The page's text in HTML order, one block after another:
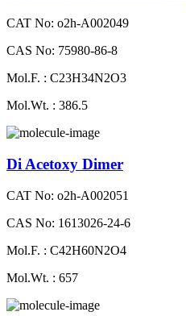
CAT No: o2h-A002049
CAS No: 75980-86-8
Mol.F. : C23H34N2O3
Mol.Wt. : 386.5
Di Acetoxy Dimer
CAT No: o2h-A002051
CAS No: 1613026-24-6
Mol.F. : C42H60N2O4
Mol.Wt. : 657